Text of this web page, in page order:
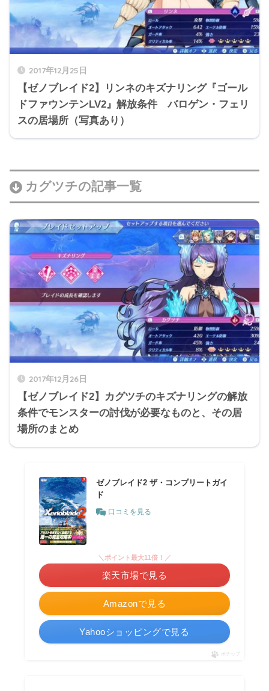
2017年12月25日
【ゼノブレイド2】リンネのキズナリング『ゴール
ドファウンテンLV2』解放条件 バロゲン・フェリ
スの居場所（写真あり）
カグツチの記事一覧
2017年12月26日
【ゼノブレイド2】カグツチのキズナリングの解放
条件でモンスターの討伐が必要なものと、その居
場所のまとめ
ゼノブレイド2 ザ・コンプリートガイ
ド
口コミを見る
Amazonで見る
＼ポイント最大11倍！／
楽天市場で見る
Yahooショッピングで見る
ポチップ